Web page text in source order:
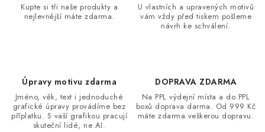
Kupte si tři naše produkty a
nejlevnější máte zdarma.
U vlastních a upravených motivů
vám vždy před tiskem pošleme
návrh ke schválení.
Úpravy motivu zdarma
Jméno, věk, text i jednoduché
grafické úpravy provádíme bez
příplatku. S vaší grafikou pracují
skuteční lidé, ne AI.
DOPRAVA ZDARMA
Na PPL výdejní místa a do PPL
boxů doprava darma. Od 999 Kč
máte zdarma veškerou dopravu.